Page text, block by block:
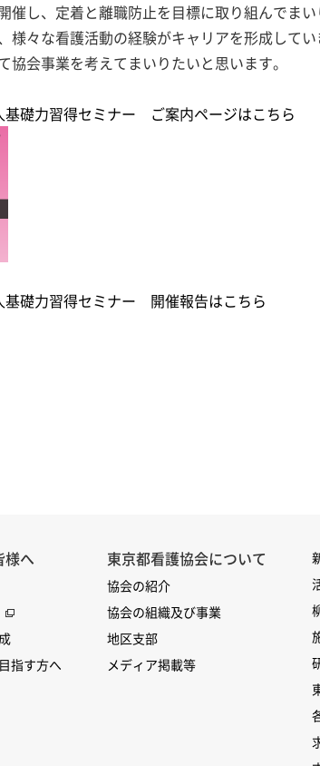
し、定着と離職防止を目標に取り組んでま
様々な看護活動の経験がキャリアを形成して
会事業を考えてまいりたいと思います。
礎力習得セミナー ご案内ページはこちら
礎力習得セミナー 開催報告はこちら
様へ
指す方へ
東京都看護協会について
協会の紹介
協会の組織及び事業
地区支部
メディア掲載等